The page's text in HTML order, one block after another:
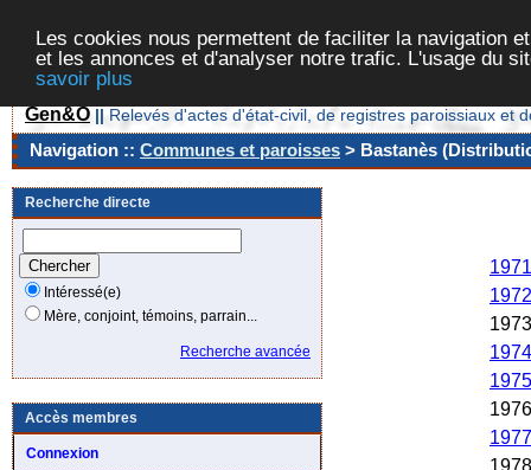
Les cookies nous permettent de faciliter la navigation
et les annonces et d'analyser notre trafic. L'usage du
savoir plus
Gen&O || Relevés d'actes d'état-civil, de registres paroissiaux et
Navigation :: Communes et paroisses > Bastanès
Recherche directe
Intéressé(e)
Mère, conjoint, témoins, parrain...
Recherche avancée
Accès membres
Connexion
1971
1972
1973
1974
1975
1976
1977